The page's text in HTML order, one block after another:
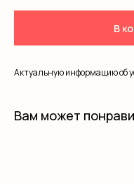
В
Актуальную информацию об
Вам может